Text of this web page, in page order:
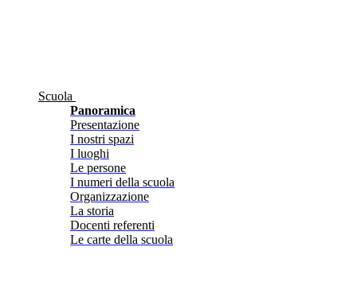
Scuola
Panoramica
Presentazione
I nostri spazi
I luoghi
Le persone
I numeri della scuola
Organizzazione
La storia
Docenti referenti
Le carte della scuola